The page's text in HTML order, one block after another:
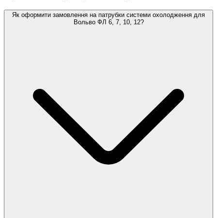
Як оформити замовлення на патрубки системи охолодження для
Вольво ФЛ 6, 7, 10, 12?